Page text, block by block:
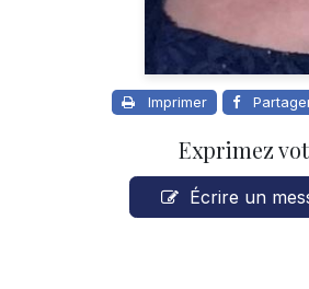
Imprimer
Exprimez
Écrire un